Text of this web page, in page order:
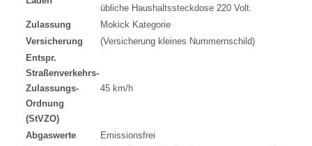
übliche Haushaltssteckdose 220 Volt.
Zulassung
Mokick Kategorie
Versicherung
(Versicherung kleines Nummernschild)
Entspr.
Straßenverkehrs-
Zulassungs-
Ordnung
(StVZO)
45 km/h
Abgaswerte
Emissionsfrei